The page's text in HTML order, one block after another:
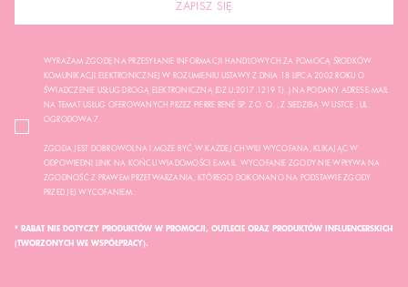
ZAPISZ SIĘ
WYRAŻAM ZGODĘ NA PRZESYŁANIE INFORMACJI HANDLOWYCH ZA POMOCĄ ŚRODKÓW
KOMUNIKACJI ELEKTRONICZNEJ W ROZUMIENIU USTAWY Z DNIA 18 LIPCA 2002 ROKU O
ŚWIADCZENIE USŁUG DROGĄ ELEKTRONICZNĄ (DZ.U.2017.1219 TJ..) NA PODANY ADRES E-MAIL
NA TEMAT USŁUG OFEROWANYCH PRZEZ PIERRE RENÉ SP. Z O. O. , Z SIEDZIBĄ W USTCE , UL.
OGRODOWA 7.
ZGODA JEST DOBROWOLNA I MOŻE BYĆ W KAŻDEJ CHWILI WYCOFANA, KLIKAJĄC W
ODPOWIEDNI LINK NA KOŃCU WIADOMOŚCI E-MAIL. WYCOFANIE ZGODY NIE WPŁYWA NA
ZGODNOŚĆ Z PRAWEM PRZETWARZANIA, KTÓREGO DOKONANO NA PODSTAWIE ZGODY
PRZED JEJ WYCOFANIEM.
* RABAT NIE DOTYCZY PRODUKTÓW W PROMOCJI, OUTLECIE ORAZ PRODUKTÓW INFLUENCERSKICH
(TWORZONYCH WE WSPÓŁPRACY).